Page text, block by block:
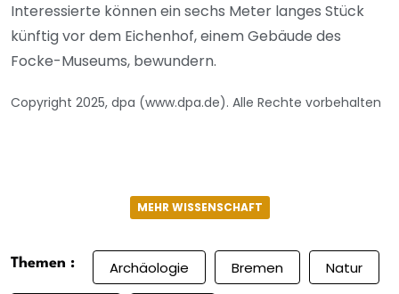
Interessierte können ein sechs Meter langes Stück
künftig vor dem Eichenhof, einem Gebäude des
Focke-Museums, bewundern.
Copyright 2025, dpa (www.dpa.de). Alle Rechte vorbehalten
MEHR WISSENSCHAFT
Themen : Archäologie Bremen Natur